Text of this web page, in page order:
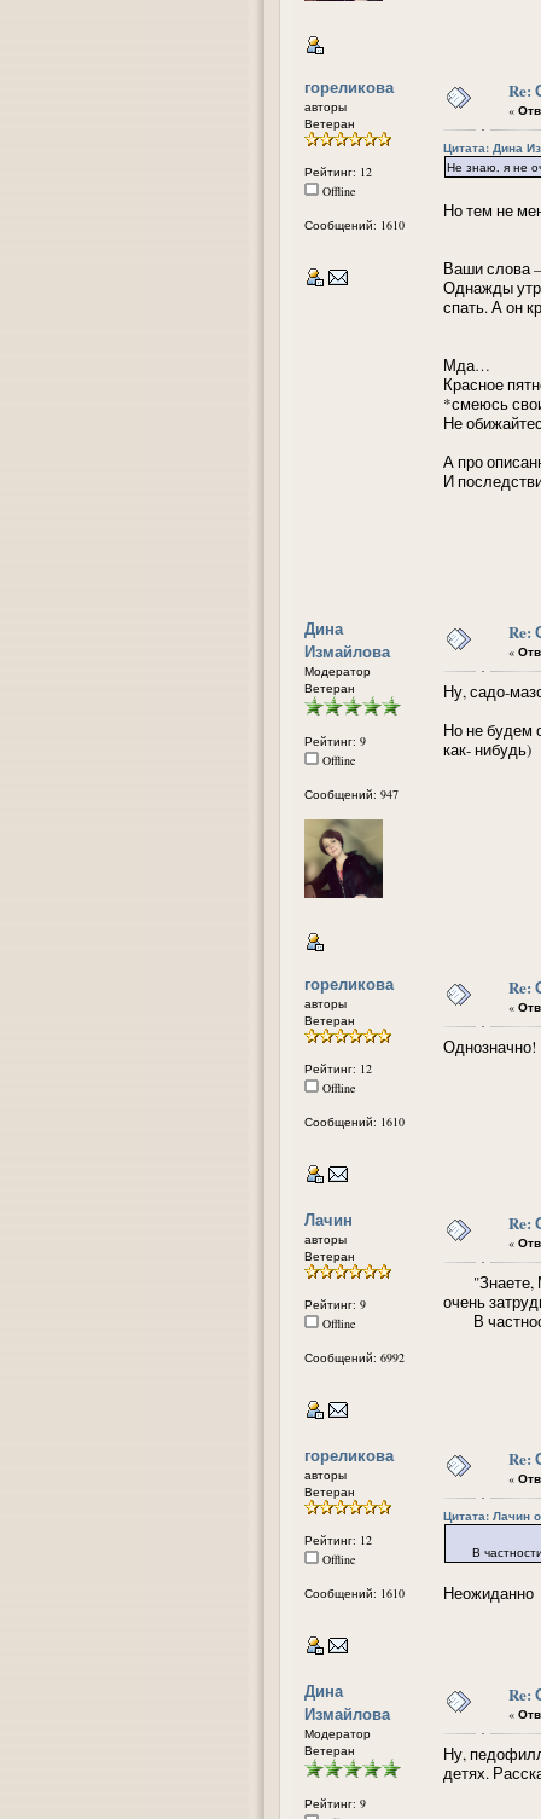
гореликова
авторы
Ветеран
Рейтинг: 12
Offline
Сообщений: 1610
Re:
«
Цитата: Дина
Не знаю, я не
Но тем не
Ваши слова
Однажды
спать. А он
Мда…
Красное
*смеюсь
Не
А про
И
Дина
Измайлова
Модератор
Ветеран
Рейтинг: 9
Offline
Сообщений: 947
Re:
«
Ну, садо-
Но не будем
как- нибудь)
гореликова
авторы
Ветеран
Рейтинг: 12
Offline
Сообщений: 1610
Re:
«
Однозначно!
Лачин
авторы
Ветеран
Рейтинг: 9
Offline
Сообщений: 6992
Re:
«
"Знаете,
очень
В
гореликова
авторы
Ветеран
Рейтинг: 12
Offline
Сообщений: 1610
Re:
«
Цитата: Лачин
В частности,
Неожиданно
Дина
Измайлова
Модератор
Ветеран
Рейтинг: 9
Re:
«
Ну,
детях.